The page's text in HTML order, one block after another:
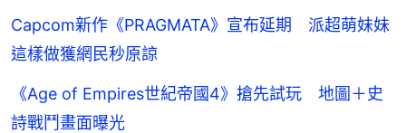
Capcom新作《PRAGMATA》宣布延期 派超萌妹妹
這樣做獲網民秒原諒
《Age of Empires世紀帝國4》搶先試玩 地圖＋史
詩戰鬥畫面曝光